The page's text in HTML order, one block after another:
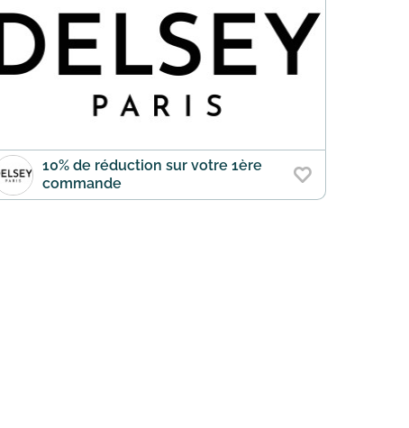
10% de réduction sur votre 1ère
commande